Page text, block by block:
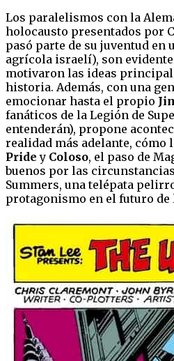
Los paralelismos con la
holocausto presentados por
pasó parte de su juventud en
agrícola israelí), son
motivaron las ideas
historia. Además, con una
emocionar hasta el propio
fanáticos de la Legión de
entenderán), propone
realidad más adelante, cómo
Pridey Coloso, el paso de
buenos por las
Summers, una telépata
protagonismo en el futuro de